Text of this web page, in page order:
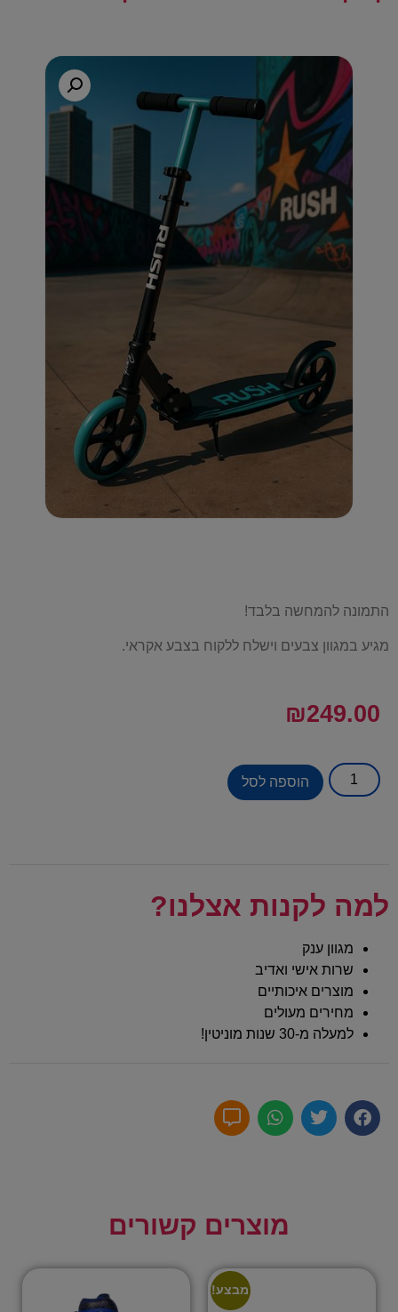
התמונה להמחשה בלבד!
מגיע במגוון צבעים וישלח ללקוח בצבע אקראי.
₪249.00
הוספה לסל
למה לקנות אצלנו?
מגוון ענק
שרות אישי ואדיב
מוצרים איכותיים
מחירים מעולים
למעלה מ-30 שנות מוניטין!
מוצרים קשורים
מבצע!